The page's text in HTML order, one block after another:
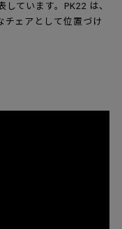
ています。PK22 は、
チェアとして位置づけ